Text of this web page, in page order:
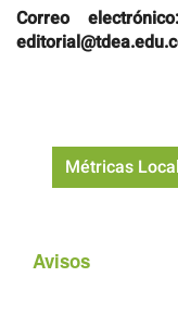
Correo
Métricas
Avisos